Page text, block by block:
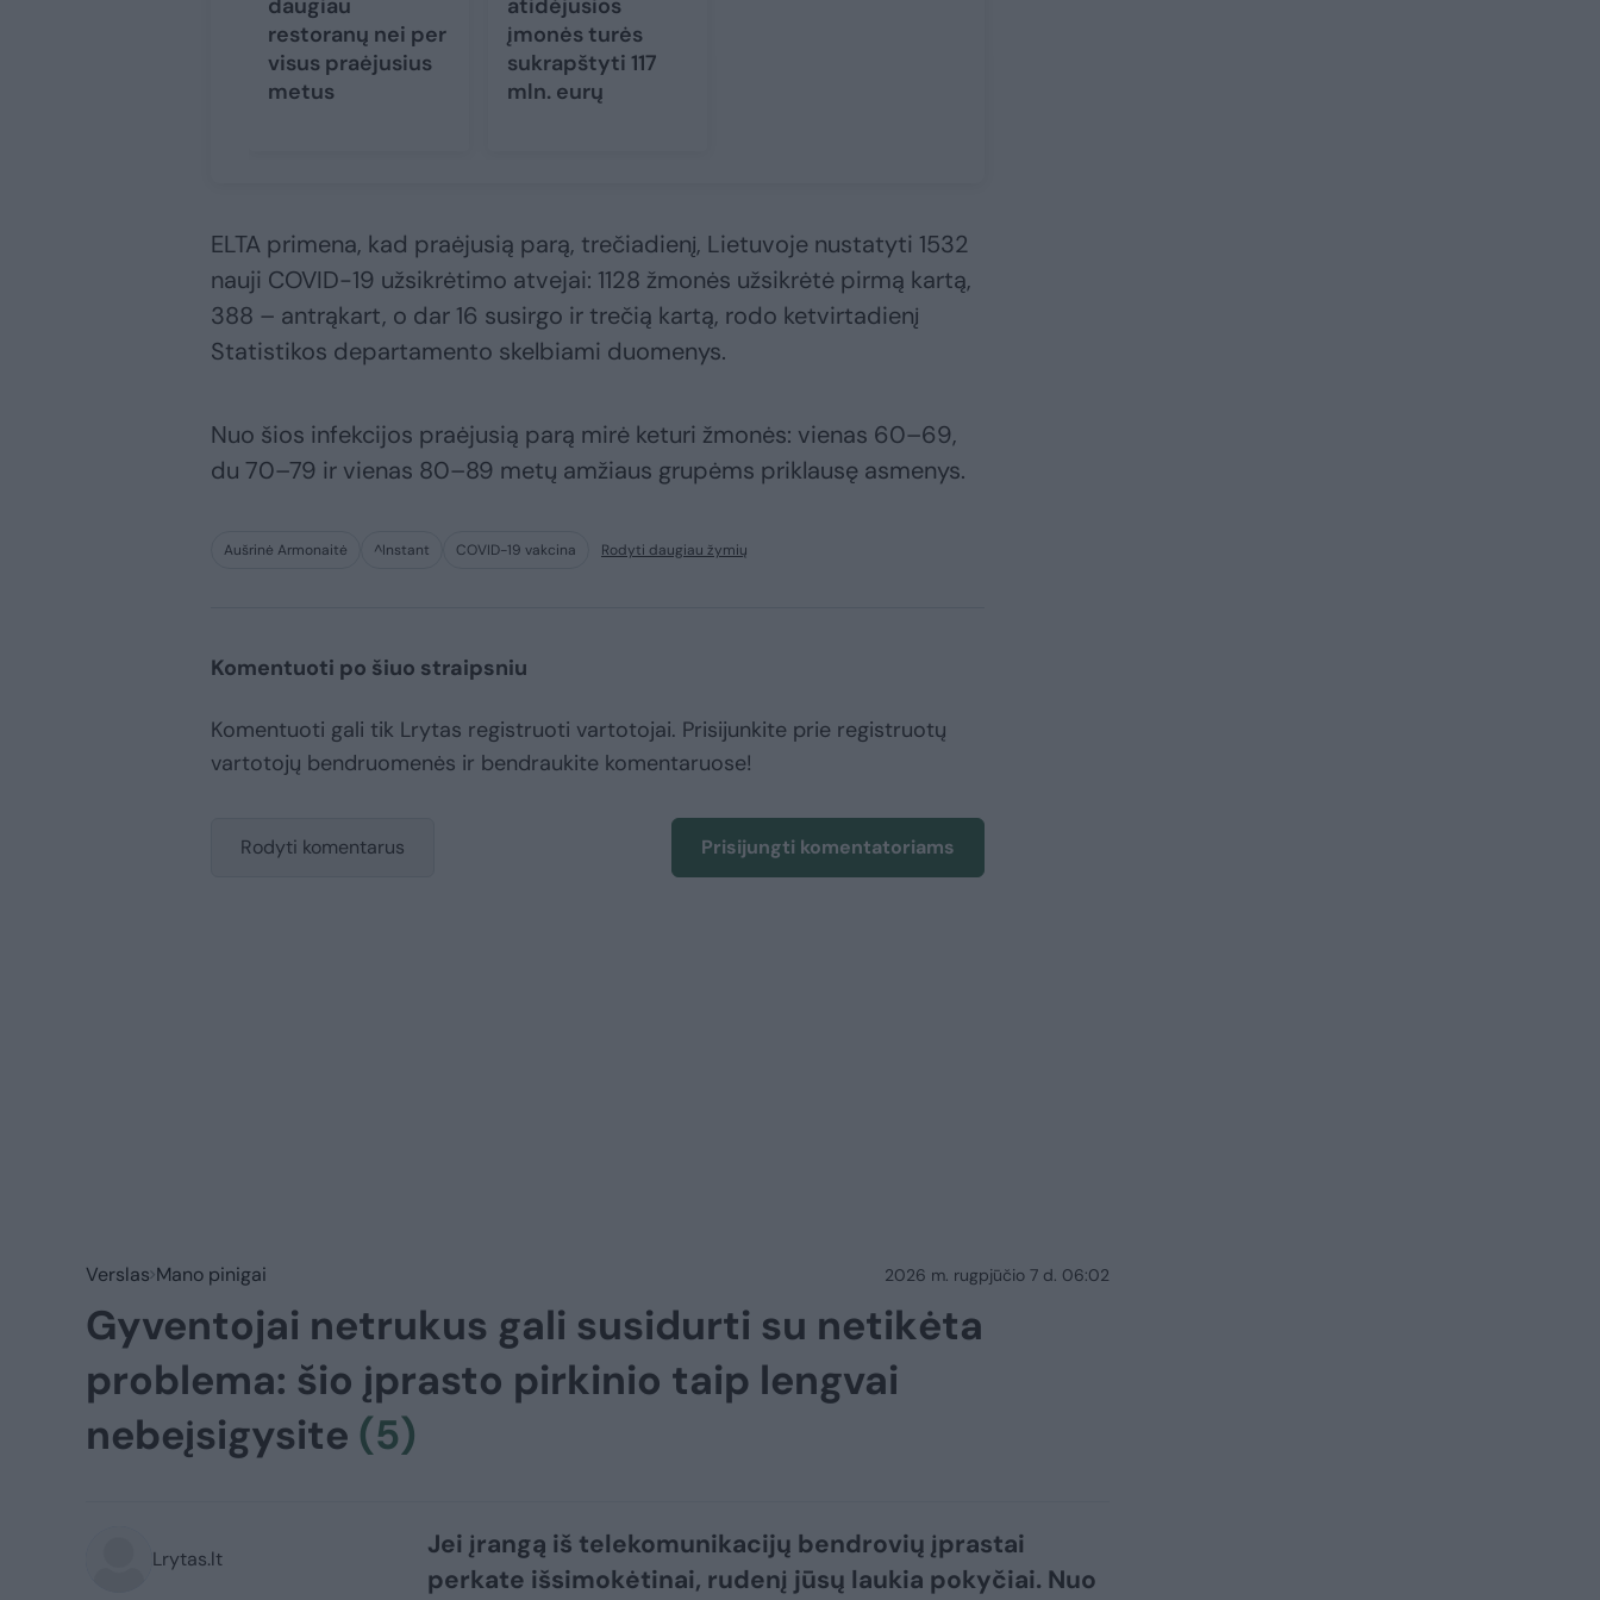
daugiau
restoranų nei per
visus praėjusius
metus
atidėjusios
įmonės turės
sukrapštyti 117
mln. eurų
ELTA primena, kad praėjusią parą, trečiadienį, Lietuvoje nustatyti 1532
nauji COVID-19 užsikrėtimo atvejai: 1128 žmonės užsikrėtė pirmą kartą,
388 – antrąkart, o dar 16 susirgo ir trečią kartą, rodo ketvirtadienį
Statistikos departamento skelbiami duomenys.
Nuo šios infekcijos praėjusią parą mirė keturi žmonės: vienas 60–69,
du 70–79 ir vienas 80–89 metų amžiaus grupėms priklausę asmenys.
Aušrinė Armonaitė ^Instant COVID-19 vakcina Rodyti daugiau žymių
Komentuoti po šiuo straipsniu
Komentuoti gali tik Lrytas registruoti vartotojai. Prisijunkite prie registruotų
vartotojų bendruomenės ir bendraukite komentaruose!
Rodyti komentarus Prisijungti komentatoriams
Verslas Mano pinigai 2026 m. rugpjūčio 7 d. 06:02
Gyventojai netrukus gali susidurti su netikėta
problema: šio įprasto pirkinio taip lengvai
nebeįsigysite (5)
Lrytas.lt
Jei įrangą iš telekomunikacijų bendrovių įprastai
perkate išsimokėtinai, rudenį jūsų laukia pokyčiai. Nuo